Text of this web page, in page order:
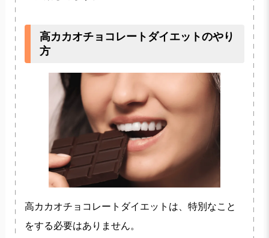
高カカオチョコレートダイエットのやり
方
高カカオチョコレートダイエットは、特別なこと
をする必要はありません。